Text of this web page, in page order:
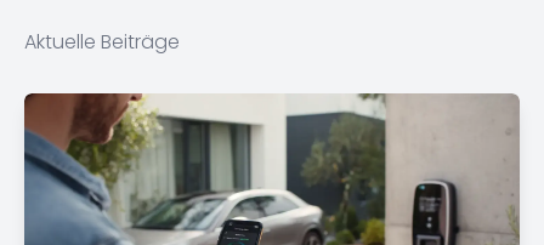
Aktuelle Beiträge